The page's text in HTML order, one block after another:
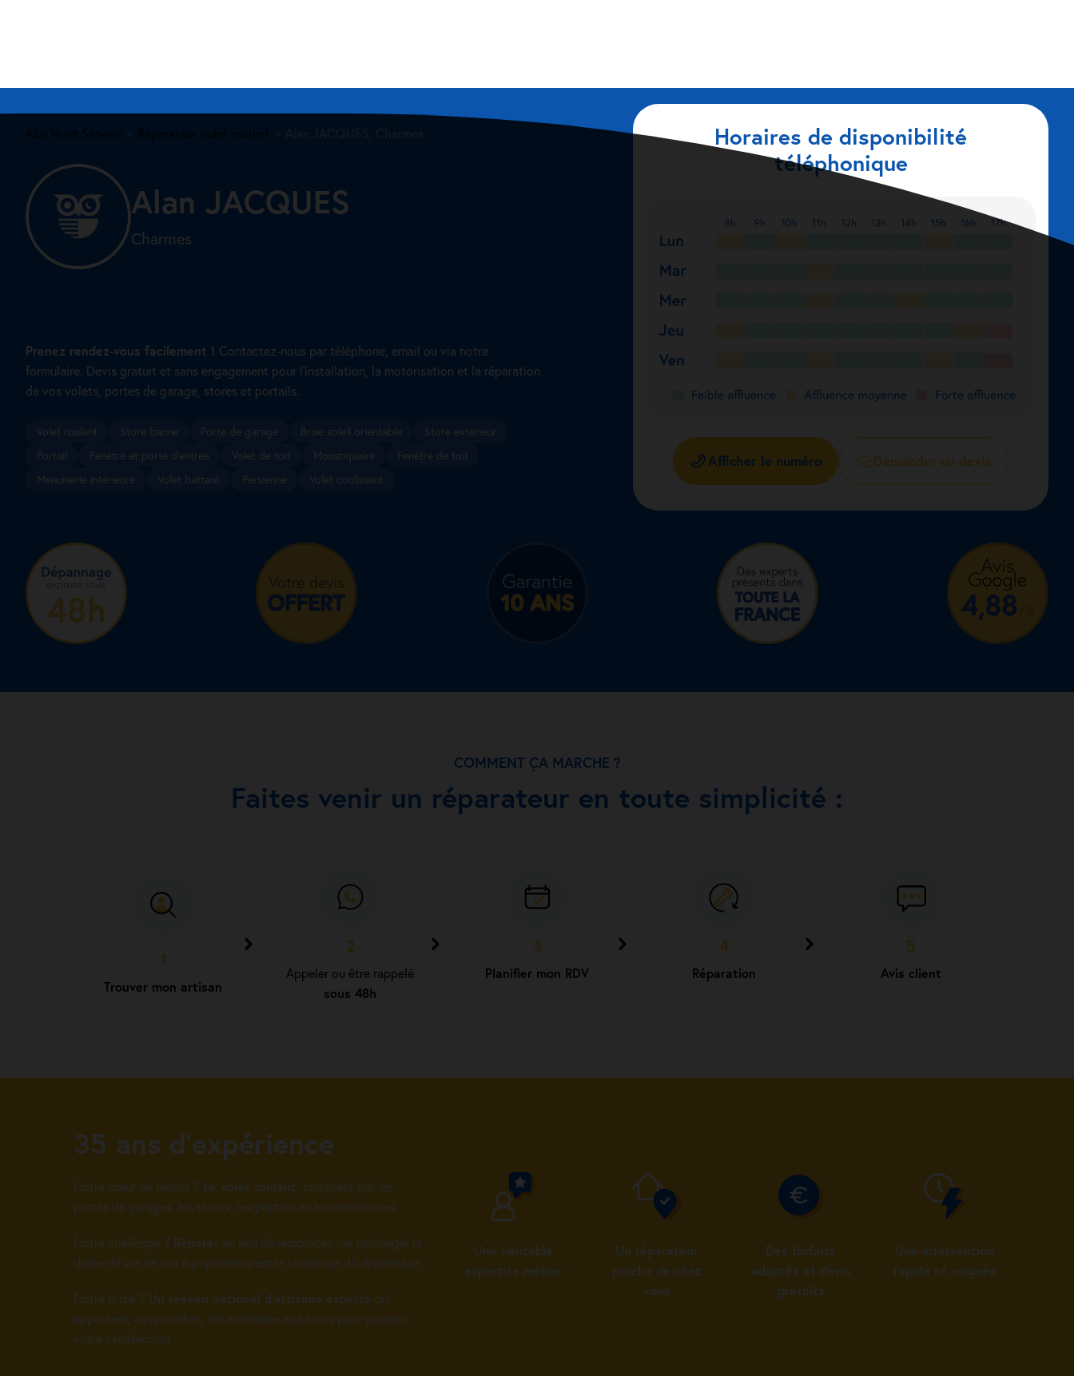
Allo Volet Service Réparateur volet roulant
Alan JACQUES
Charmes
Horaires de disponibilité
téléphonique
Afficher le numéro Demander un devis
Prenez rendez-vous facilement ! Contactez-nous par téléphone, email ou via notre
formulaire. Devis gratuit et sans engagement pour l’installation, la motorisation et la réparation
de vos volets, portes de garage, stores et portails.
Volet roulant Store banne Porte de garage Brise soleil orientable
Store extérieur
Portail
Fenêtre et porte d’entrée Volet de toit Moustiquaire
Fenêtre de toit
Menuiserie intérieure
Volet battant Persienne Volet coulissant
COMMENT ÇA MARCHE ?
Faites venir un réparateur en toute simplicité :
1
Trouver mon artisan
2
Appeler ou être rappelé
sous 48h
3
Planifier mon RDV
4
Réparation
5
Avis client
35 ans d’expérience
Notre cœur de métier ? Le volet roulant , complété par les
portes de garages, les stores, les portails et les menuiseries.
Notre challenge ? Réparer au lieu de remplacer, car prolonger la
durée de vie de vos équipements est le challenge du dépannage.
Notre force ? Un réseau national d’artisans experts qui
apportent, au quotidien, les meilleures solutions pour garantir
votre satisfaction.
Une véritable
expertise métier
Un réparateur
proche de chez
vous
Des forfaits
adaptés et devis
gratuits
Une intervention
rapide et soignée